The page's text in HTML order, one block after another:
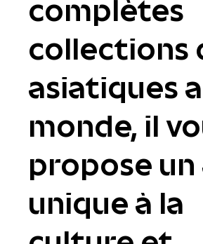
complètes
collections
asiatiques
monde, il
propose un
unique à la